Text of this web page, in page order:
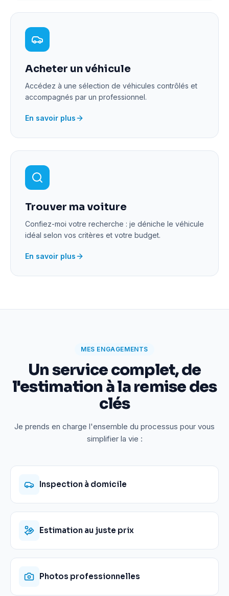
Acheter un véhicule
Accédez à une sélection de véhicules contrôlés et
accompagnés par un professionnel.
En savoir plus
Trouver ma voiture
Confiez-moi votre recherche : je déniche le véhicule
idéal selon vos critères et votre budget.
En savoir plus
MES ENGAGEMENTS
Un service complet, de
l'estimation à la remise des
clés
Je prends en charge l'ensemble du processus pour vous
simplifier la vie :
Inspection à domicile
Estimation au juste prix
Photos professionnelles